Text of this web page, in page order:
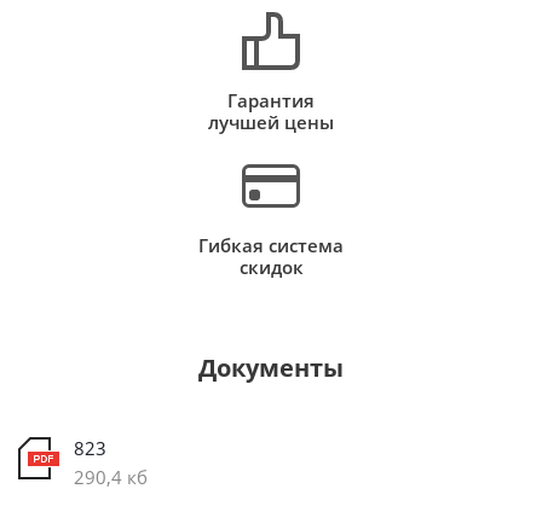
Гарантия
лучшей цены
Гибкая система
скидок
Документы
823
290,4 кб